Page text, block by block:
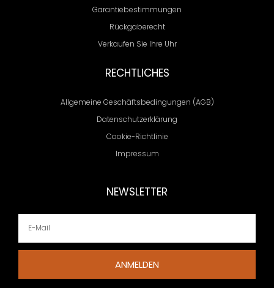
Garantiebestimmungen
Rückgaberecht
Verkaufen Sie Ihre Uhr
RECHTLICHES
Allgemeine Geschäftsbedingungen (AGB)
Datenschutzerklärung
Cookie-Richtlinie
Impressum
NEWSLETTER
ANMELDEN